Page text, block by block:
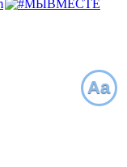
Aa